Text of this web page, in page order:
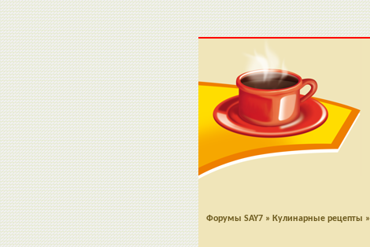
Форумы SAY7 » Кулинарные рецепты »